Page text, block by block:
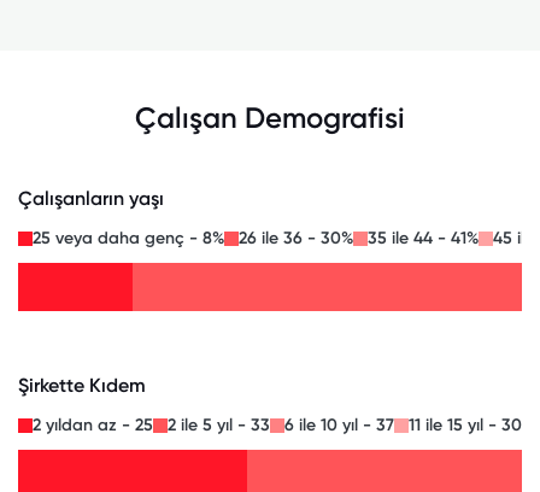
Çalışan Demografisi
Çalışanların yaşı
25 veya daha genç - 8% 26 ile 36 - 30% 35 ile 44 - 41% 45 ile
Şirkette Kıdem
2 yıldan az - 25 2 ile 5 yıl - 33 6 ile 10 yıl - 37 11 ile 15 yıl - 30